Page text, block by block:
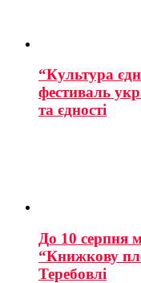
“Культура
фестиваль
та єдності
До 10 серпня
“Книжкову
Теребовлі